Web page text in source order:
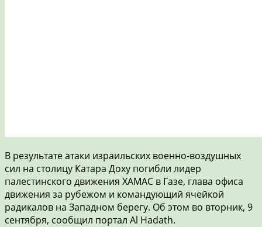
В результате атаки израильских военно-воздушных
сил на столицу Катара Доху погибли лидер
палестинского движения ХАМАС в Газе, глава офиса
движения за рубежом и командующий ячейкой
радикалов на Западном берегу. Об этом во вторник, 9
сентября, сообщил портал Al Hadath.